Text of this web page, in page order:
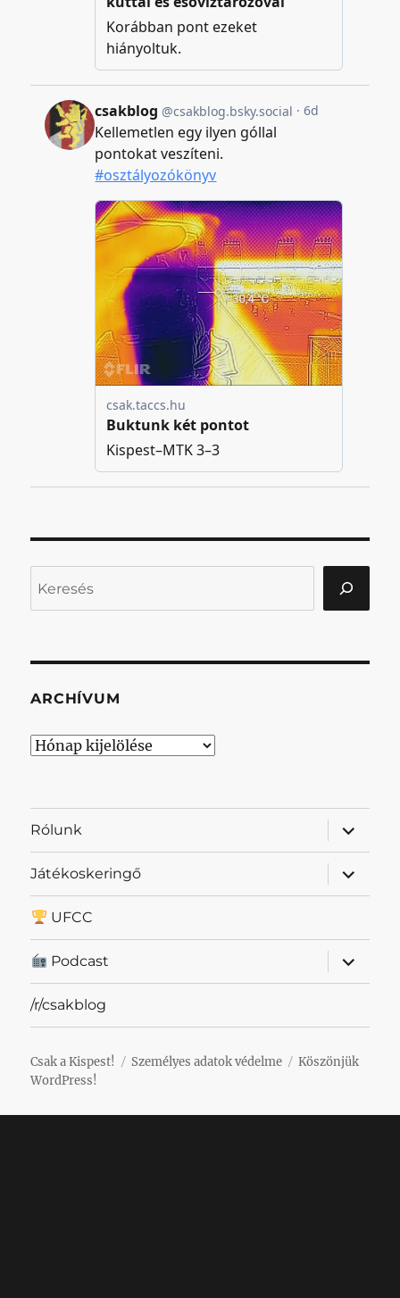
ARCHÍVUM
Archívum
Rólunk
almenü
Játékoskeringő
almenü
UFCC
Podcast
almenü
/r/csakblog
Csak a Kispest! Személyes adatok védelme
Köszönjük
WordPress!